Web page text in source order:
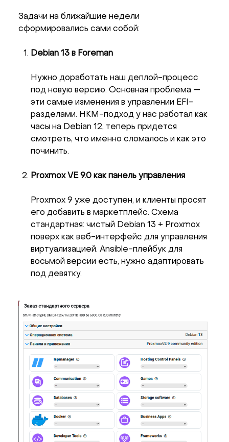
Задачи на ближайшие недели
сформировались сами собой:
Debian 13 в Foreman
Нужно доработать наш деплой-процесс
под новую версию. Основная проблема —
эти самые изменения в управлении EFI-
разделами. HKM-подход у нас работал как
часы на Debian 12, теперь придется
смотреть, что именно сломалось и как это
починить.
Proxmox VE 9.0 как панель управления
Proxmox 9 уже доступен, и клиенты просят
его добавить в маркетплейс. Схема
стандартная: чистый Debian 13 + Proxmox
поверх как веб-интерфейс для управления
виртуализацией. Ansible-плейбук для
восьмой версии есть, нужно адаптировать
под девятку.